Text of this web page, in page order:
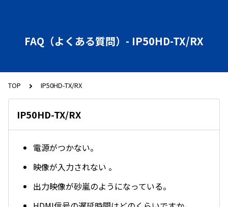
FAQ（よくある質問）- IP50HD-TX/RX
TOP IP50HD-TX/RX
IP50HD-TX/RX
電源がつかない。
映像が入力されない 。
出力映像が砂嵐のようになっている。